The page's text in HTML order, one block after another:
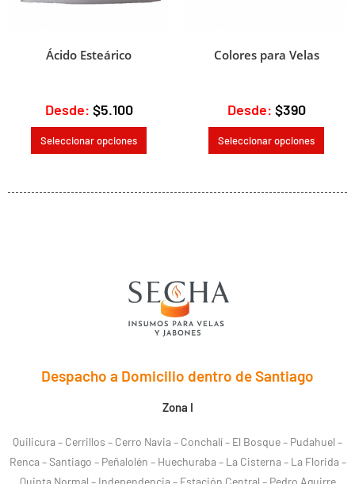
Ácido Esteárico
Desde: $5.100
Seleccionar opciones
Colores para Velas
Desde: $390
Seleccionar opciones
Despacho a Domicilio dentro de Santiago
Zona I
Quilicura – Cerrillos – Cerro Navia – Conchalí – El Bosque – Pudahuel –
Renca – Santiago – Peñalolén – Huechuraba – La Cisterna – La Florida –